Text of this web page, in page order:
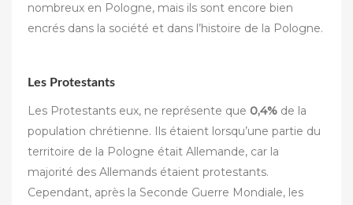
nombreux en Pologne, mais ils sont encore bien
encrés dans la société et dans l’histoire de la Pologne.
Les Protestants
Les Protestants eux, ne représente que 0,4% de la
population chrétienne. Ils étaient lorsqu’une partie du
territoire de la Pologne était Allemande, car la
majorité des Allemands étaient protestants.
Cependant, après la Seconde Guerre Mondiale, les